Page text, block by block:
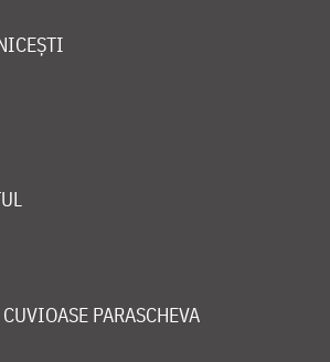
PARASCHEVA